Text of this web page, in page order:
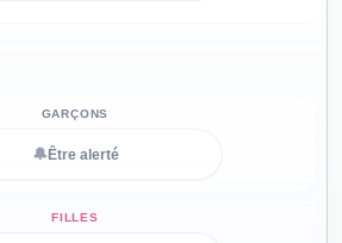
🔔 Être alerté